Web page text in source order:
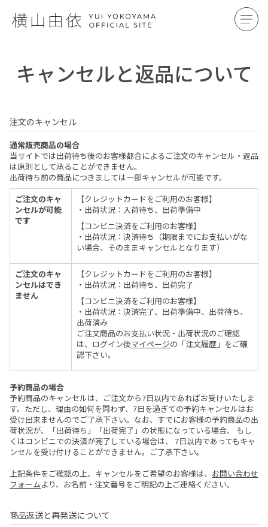
キャンセルと返品について
注文のキャンセル
通常販売商品の場合
当サイトでは出荷待ち後のお客様都合によるご注文のキャンセル・返品
は原則として承ることができません。
出荷待ち前の商品につきましては一部キャンセルが可能です。
ご注文のキャ
ンセルが可能
です
【クレジットカードをご利用のお客様】
・出荷状況：入荷待ち、出荷準備中
【コンビニ決済をご利用のお客様】
・出荷状況：決済待ち（期限までにお支払いがな
い場合、そのままキャンセルとなります）
ご注文のキャ
ンセルはでき
ません
【クレジットカードをご利用のお客様】
・出荷状況：出荷待ち、出荷完了
【コンビニ決済をご利用のお客様】
・出荷状況：決済完了、出荷準備中、出荷待ち、
出荷済み
ご注文商品のお支払い状況・出荷状況のご確認
は、ログイン後マイページの「注文履歴」をご確
認下さい。
予約商品の場合
予約商品のキャンセルは、ご注文から7日以内であればお受けいたしま
す。ただし、理由の如何を問わず、7日を過ぎての予約キャンセルはお
受け出来ませんのでご了承下さい。なお、すでにお客様の予約商品の出
荷状況が、「出荷待ち」「出荷完了」の状態になっている場合、 もし
くはコンビニでの決済が完了している場合は、 7日以内であってもキャ
ンセルを受け付けることができません。ご了承下さい。
上記条件をご確認の上、キャンセルをご希望のお客様は、 お問い合わせ
フォームより、お名前・注文番号をご明記の上ご連絡ください。
商品返送と再発送について